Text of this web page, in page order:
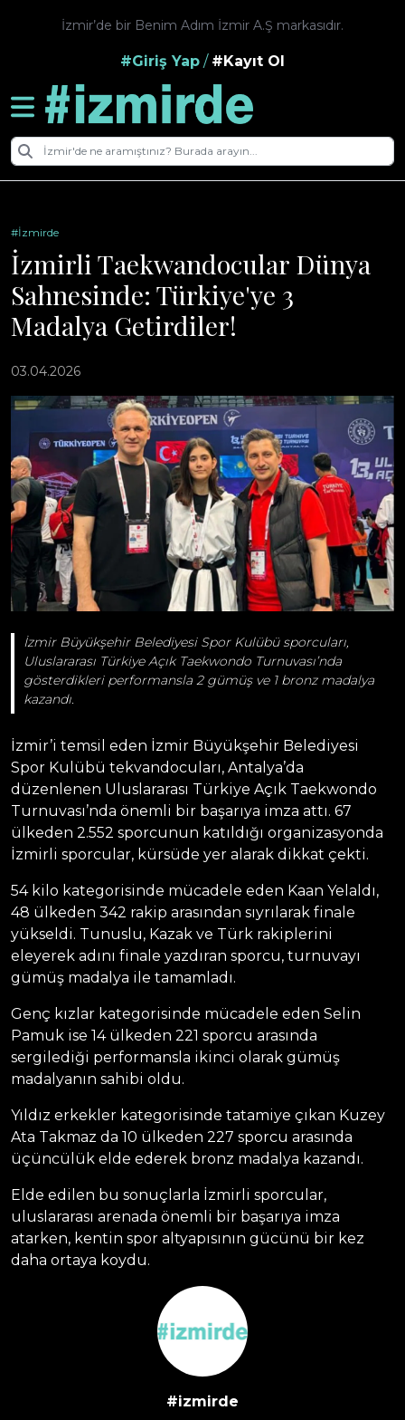
İzmir’de bir Benim Adım İzmir A.Ş markasıdır.
#Giriş Yap / #Kayıt Ol
#İzmirde
İzmirli Taekwandocular Dünya
Sahnesinde: Türkiye'ye 3
Madalya Getirdiler!
03.04.2026
#izmirde
İzmir Büyükşehir Belediyesi Spor Kulübü sporcuları,
Uluslararası Türkiye Açık Taekwondo Turnuvası’nda
gösterdikleri performansla 2 gümüş ve 1 bronz madalya
kazandı.
İzmir’i temsil eden İzmir Büyükşehir Belediyesi
Spor Kulübü tekvandocuları, Antalya’da
düzenlenen Uluslararası Türkiye Açık Taekwondo
Turnuvası’nda önemli bir başarıya imza attı. 67
ülkeden 2.552 sporcunun katıldığı organizasyonda
İzmirli sporcular, kürsüde yer alarak dikkat çekti.
54 kilo kategorisinde mücadele eden Kaan Yelaldı,
48 ülkeden 342 rakip arasından sıyrılarak finale
yükseldi. Tunuslu, Kazak ve Türk rakiplerini
eleyerek adını finale yazdıran sporcu, turnuvayı
gümüş madalya ile tamamladı.
Genç kızlar kategorisinde mücadele eden Selin
Pamuk ise 14 ülkeden 221 sporcu arasında
sergilediği performansla ikinci olarak gümüş
madalyanın sahibi oldu.
Yıldız erkekler kategorisinde tatamiye çıkan Kuzey
Ata Takmaz da 10 ülkeden 227 sporcu arasında
üçüncülük elde ederek bronz madalya kazandı.
Elde edilen bu sonuçlarla İzmirli sporcular,
uluslararası arenada önemli bir başarıya imza
atarken, kentin spor altyapısının gücünü bir kez
daha ortaya koydu.